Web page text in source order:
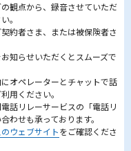
観点から、録音させていただ
。
約者さま、または被保険者さ
知らせいただくとスムーズで
オペレーターとチャットで話
用ください。
話リレーサービスの「電話リ
わせも承っております。
ウェブサイトをご確認くださ